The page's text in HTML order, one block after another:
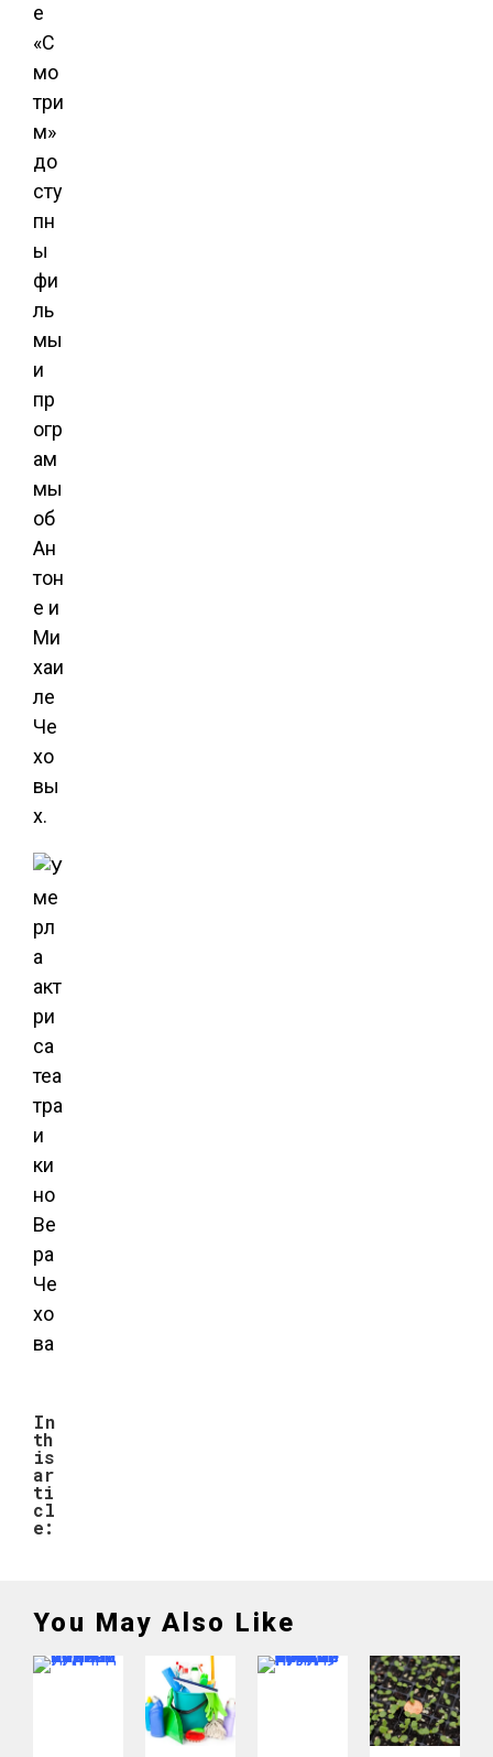
е
«С
мо
три
м»
до
сту
пн
ы
фи
ль
мы
и
пр
огр
ам
мы
об
Ан
тон
е и
Ми
хаи
ле
Че
хо
вы
х.
In
th
is
ar
ti
cl
e:
You May Also Like